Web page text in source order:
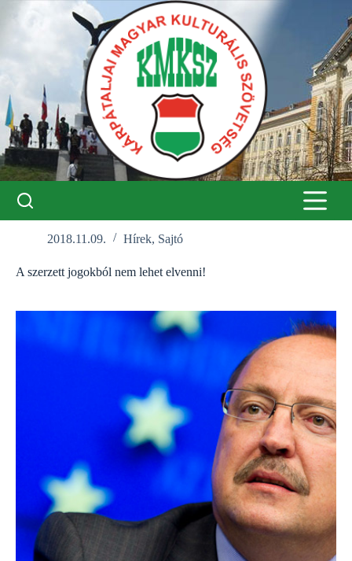
2018.11.09. Hírek, Sajtó
A szerzett jogokból nem lehet elvenni!